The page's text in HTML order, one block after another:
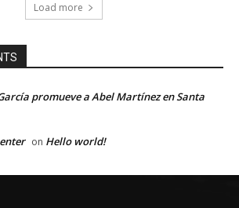
Load more
promueve a Abel Martínez en Santa
on Hello world!